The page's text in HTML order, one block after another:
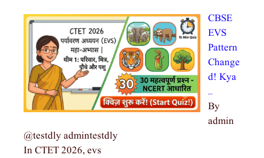
CBSE
EVS
Pattern
Change
d! Kya
…
By
admin
@testdly admintestdly
In CTET 2026, evs